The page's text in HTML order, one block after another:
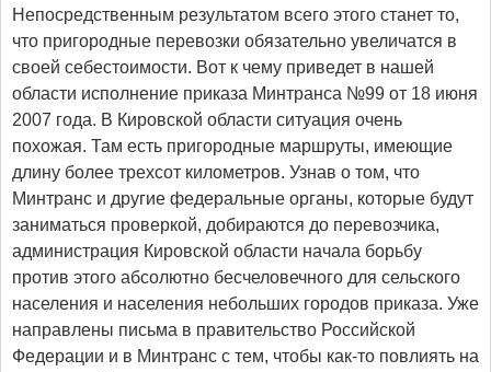
Непосредственным результатом всего этого станет то,
что пригородные перевозки обязательно увеличатся в
своей себестоимости. Вот к чему приведет в нашей
области исполнение приказа Минтранса №99 от 18 июня
2007 года. В Кировской области ситуация очень
похожая. Там есть пригородные маршруты, имеющие
длину более трехсот километров. Узнав о том, что
Минтранс и другие федеральные органы, которые будут
заниматься проверкой, добираются до перевозчика,
администрация Кировской области начала борьбу
против этого абсолютно бесчеловечного для сельского
населения и населения небольших городов приказа. Уже
направлены письма в правительство Российской
Федерации и в Минтранс с тем, чтобы как-то повлиять на